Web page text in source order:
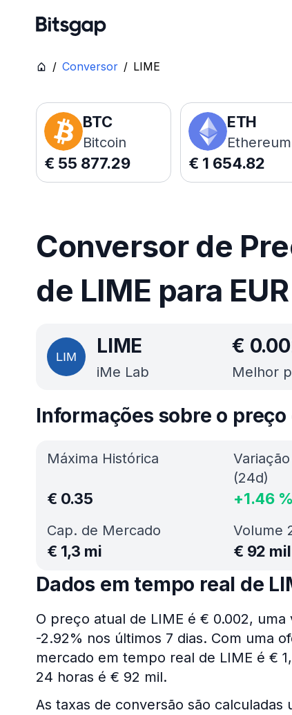
/ Conversor / LIME
BTC
Bitcoin
€ 55 877.29
ETH
Ethereum
€ 1 654.82
Conversor de
de LIME para EUR
LIME
iMe Lab
€
Melhor
Informações sobre o preço
Máxima Histórica
€ 0.35
Cap. de Mercado
€ 1,3 mi
(24d)
+1.46 %
Volume
€ 92 mil
Dados em tempo real de
O preço atual de LIME é € 0.002,
-2.92% nos últimos 7 dias. Com uma
mercado em tempo real de LIME é €
24 horas é € 92 mil.
As taxas de conversão são